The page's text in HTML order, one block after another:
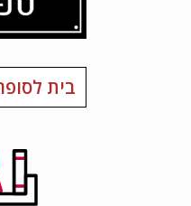
בית